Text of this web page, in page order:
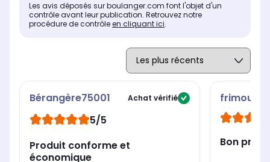
Les avis déposés sur boulanger.com font l'objet d'un
contrôle avant leur publication. Retrouvez notre
procédure de contrôleen cliquant ici.
Bérangère75001 Achat vérifié
5/5
Produit conforme et
économique
Bon